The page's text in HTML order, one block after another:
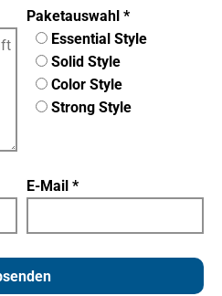
Paketauswahl *
Essential Style
Solid Style
Color Style
Strong Style
E-Mail *